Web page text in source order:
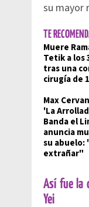
su mayor
TE
Muere
Tetik a los
tras una
cirugía de
Max
'La
Banda el
anuncia
su abuelo:
extrañar"
Así fue la
Yei